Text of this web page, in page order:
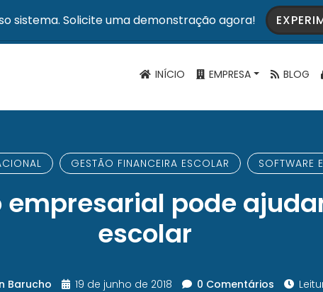
sistema. Solicite uma demonstração agora!
INÍCIO EMPRESA BLOG
GESTÃO FINANCEIRA ESCOLAR SOFTWARE
empresarial pode
escolar
Barucho 19 de junho de 2018 0 Comentários